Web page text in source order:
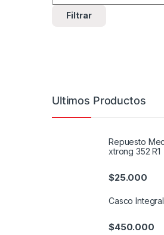
Filtrar
Ultimos Productos
Repuesto
xtrong 352 R1
$25.000
Casco
$450.000